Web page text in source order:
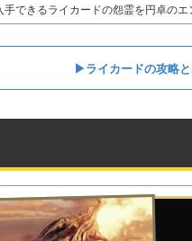
手できるライカードの怨霊を円卓の
▶︎ライカードの攻略